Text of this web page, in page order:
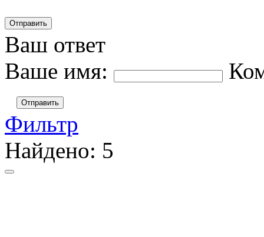
Ваш ответ
Ваше имя:
Отправить
Фильтр
Найдено: 5